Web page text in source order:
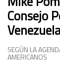
Consejo
SEGÚN LA
AMERICANOS